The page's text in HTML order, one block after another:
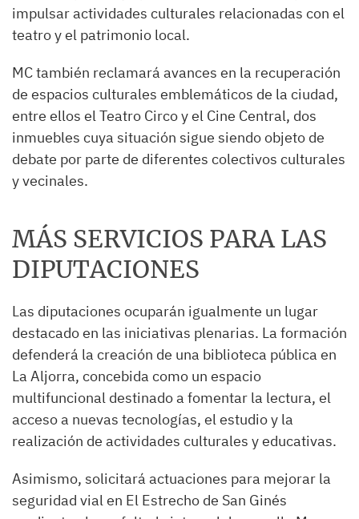
impulsar actividades culturales relacionadas con el
teatro y el patrimonio local.
MC también reclamará avances en la recuperación
de espacios culturales emblemáticos de la ciudad,
entre ellos el Teatro Circo y el Cine Central, dos
inmuebles cuya situación sigue siendo objeto de
debate por parte de diferentes colectivos culturales
y vecinales.
MÁS SERVICIOS PARA LAS
DIPUTACIONES
Las diputaciones ocuparán igualmente un lugar
destacado en las iniciativas plenarias. La formación
defenderá la creación de una biblioteca pública en
La Aljorra, concebida como un espacio
multifuncional destinado a fomentar la lectura, el
acceso a nuevas tecnologías, el estudio y la
realización de actividades culturales y educativas.
Asimismo, solicitará actuaciones para mejorar la
seguridad vial en El Estrecho de San Ginés